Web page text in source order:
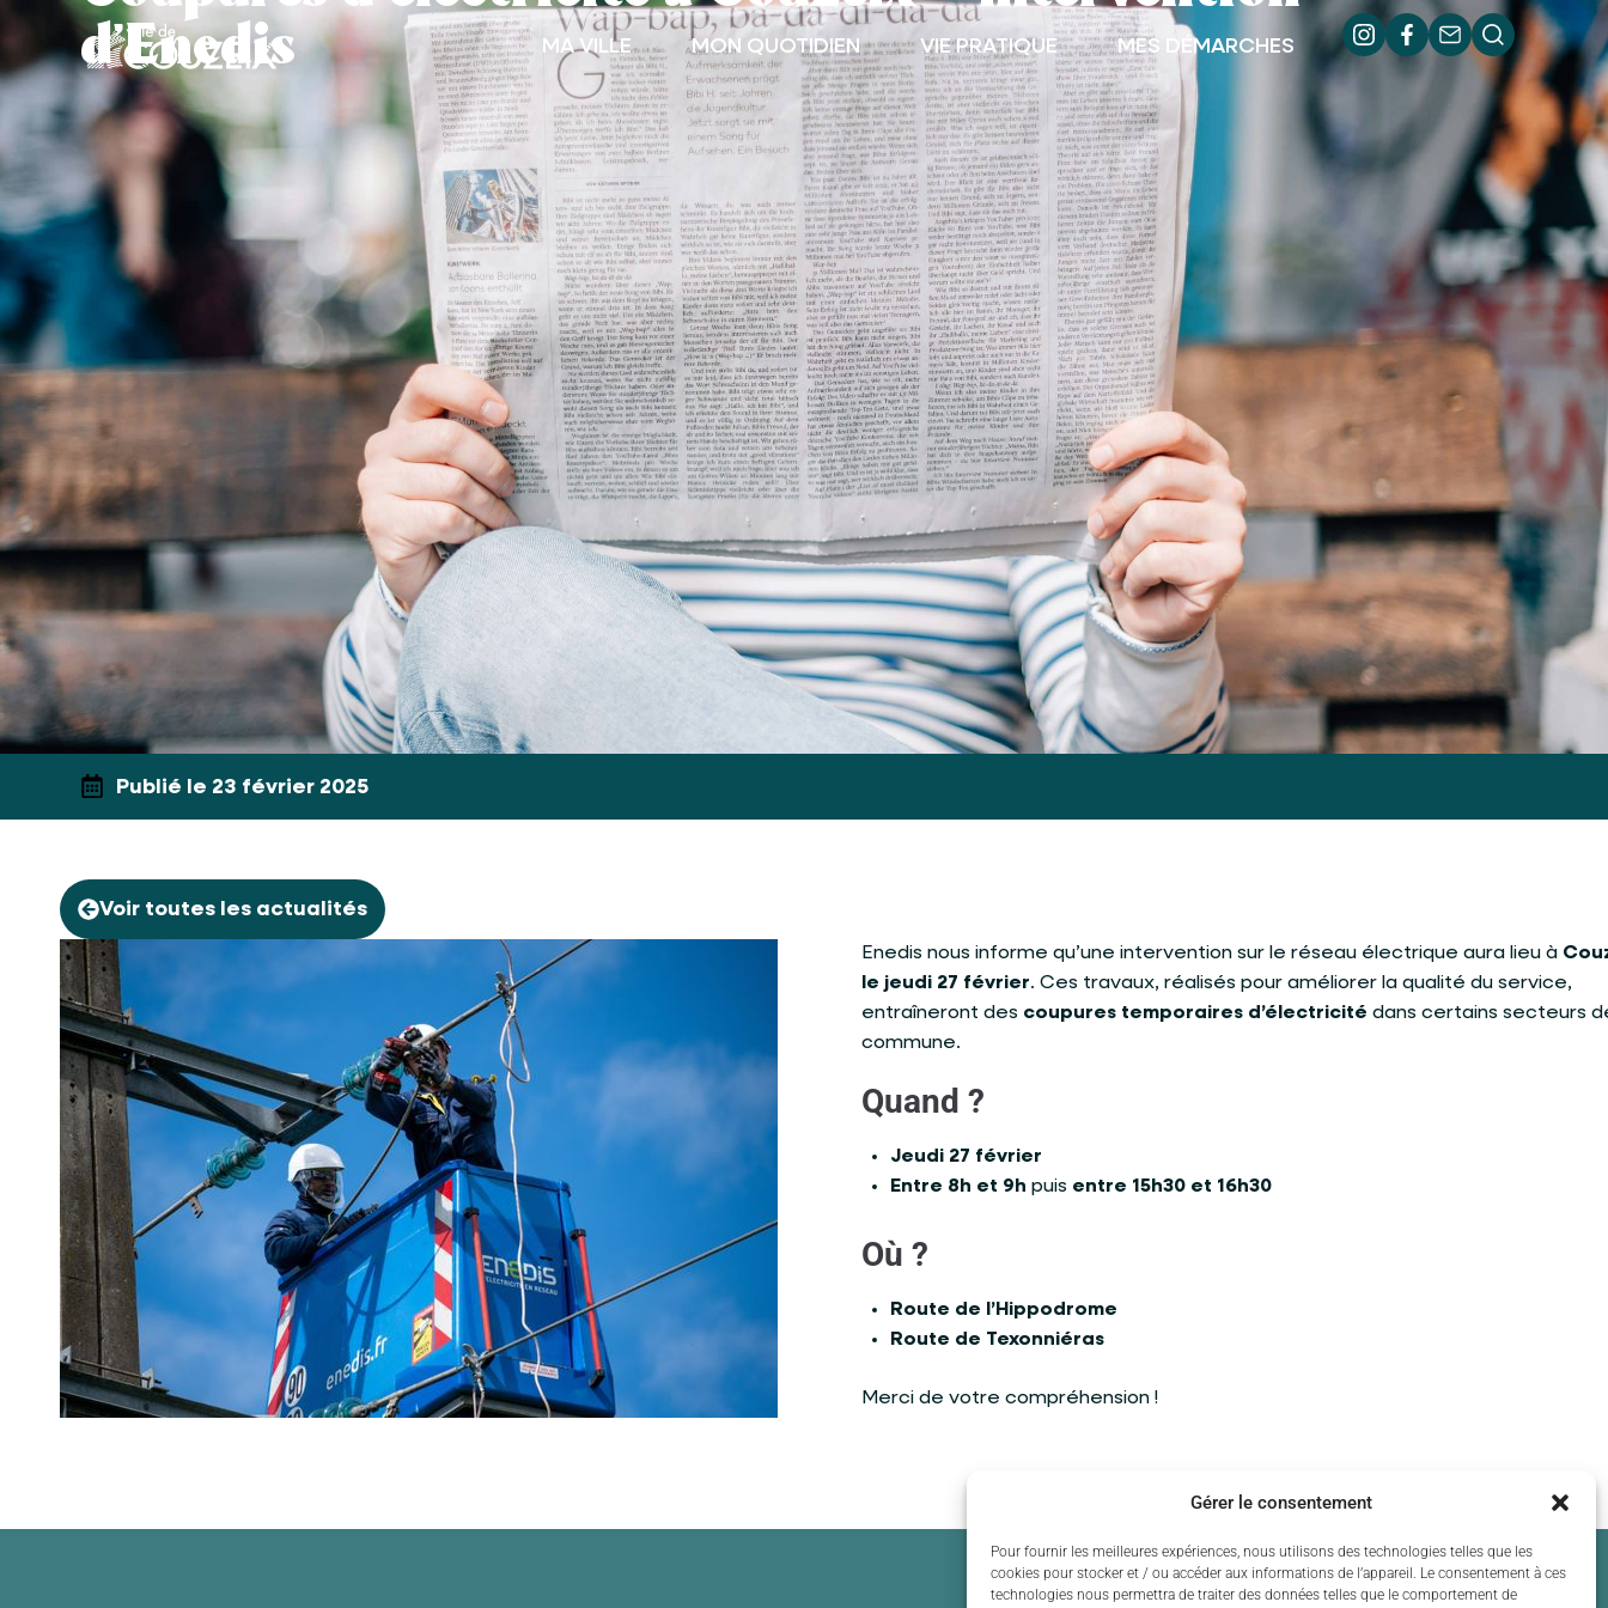
Gérer le consentement
Pour fournir les meilleures expériences, nous utilisons des technologies telles que les
cookies pour stocker et / ou accéder aux informations de l’appareil. Le consentement à ces
technologies nous permettra de traiter des données telles que le comportement de
MA VILLE MON QUOTIDIEN VIE PRATIQUE MES DÉMARCHES
d’Enedis
Publié le 23 février 2025
Voir toutes les actualités
Enedis nous informe qu’une intervention sur le réseau électrique aura lieu à
le jeudi 27 février. Ces travaux, réalisés pour améliorer la qualité du service,
entraîneront des coupures temporaires d’électricité dans certains secteurs
commune.
Quand ?
Jeudi 27 février
Entre 8h et 9h puis entre 15h30 et 16h30
Où ?
Route de l’Hippodrome
Route de Texonniéras
Merci de votre compréhension !